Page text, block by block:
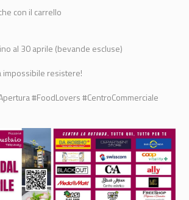
con il carrello
al 30 aprile (bevande escluse)
resistere!
#FoodLovers #CentroCommerciale